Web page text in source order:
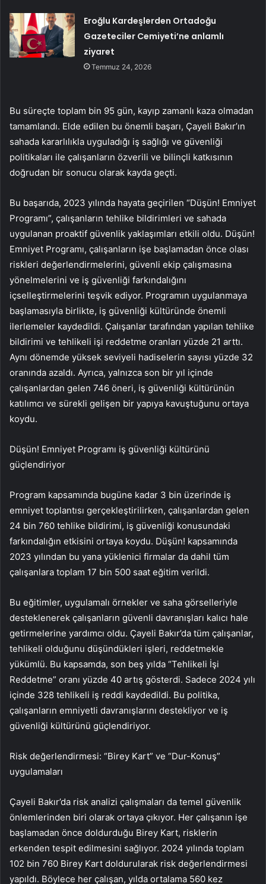
Eroğlu Kardeşlerden Ortadoğu
Gazeteciler Cemiyeti’ne anlamlı
ziyaret
Temmuz 24, 2026
Bu süreçte toplam bin 95 gün, kayıp zamanlı kaza olmadan
tamamlandı. Elde edilen bu önemli başarı, Çayeli Bakır’ın
sahada kararlılıkla uyguladığı iş sağlığı ve güvenliği
politikaları ile çalışanların özverili ve bilinçli katkısının
doğrudan bir sonucu olarak kayda geçti.
Bu başarıda, 2023 yılında hayata geçirilen “Düşün! Emniyet
Programı”, çalışanların tehlike bildirimleri ve sahada
uygulanan proaktif güvenlik yaklaşımları etkili oldu. Düşün!
Emniyet Programı, çalışanların işe başlamadan önce olası
riskleri değerlendirmelerini, güvenli ekip çalışmasına
yönelmelerini ve iş güvenliği farkındalığını
içselleştirmelerini teşvik ediyor. Programın uygulanmaya
başlamasıyla birlikte, iş güvenliği kültüründe önemli
ilerlemeler kaydedildi. Çalışanlar tarafından yapılan tehlike
bildirimi ve tehlikeli işi reddetme oranları yüzde 21 arttı.
Aynı dönemde yüksek seviyeli hadiselerin sayısı yüzde 32
oranında azaldı. Ayrıca, yalnızca son bir yıl içinde
çalışanlardan gelen 746 öneri, iş güvenliği kültürünün
katılımcı ve sürekli gelişen bir yapıya kavuştuğunu ortaya
koydu.
Düşün! Emniyet Programı iş güvenliği kültürünü
güçlendiriyor
Program kapsamında bugüne kadar 3 bin üzerinde iş
emniyet toplantısı gerçekleştirilirken, çalışanlardan gelen
24 bin 760 tehlike bildirimi, iş güvenliği konusundaki
farkındalığın etkisini ortaya koydu. Düşün! kapsamında
2023 yılından bu yana yüklenici firmalar da dahil tüm
çalışanlara toplam 17 bin 500 saat eğitim verildi.
Bu eğitimler, uygulamalı örnekler ve saha görselleriyle
desteklenerek çalışanların güvenli davranışları kalıcı hale
getirmelerine yardımcı oldu. Çayeli Bakır’da tüm çalışanlar,
tehlikeli olduğunu düşündükleri işleri, reddetmekle
yükümlü. Bu kapsamda, son beş yılda “Tehlikeli İşi
Reddetme” oranı yüzde 40 artış gösterdi. Sadece 2024 yılı
içinde 328 tehlikeli iş reddi kaydedildi. Bu politika,
çalışanların emniyetli davranışlarını destekliyor ve iş
güvenliği kültürünü güçlendiriyor.
Risk değerlendirmesi: “Birey Kart” ve “Dur-Konuş”
uygulamaları
Çayeli Bakır’da risk analizi çalışmaları da temel güvenlik
önlemlerinden biri olarak ortaya çıkıyor. Her çalışanın işe
başlamadan önce doldurduğu Birey Kart, risklerin
erkenden tespit edilmesini sağlıyor. 2024 yılında toplam
102 bin 760 Birey Kart doldurularak risk değerlendirmesi
yapıldı. Böylece her çalışan, yılda ortalama 560 kez